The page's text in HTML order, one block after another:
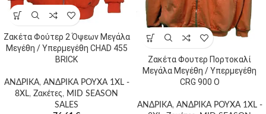
Ζακέτα Φούτερ 2 Όψεων Μεγάλα
Μεγέθη / Υπερμεγέθη CHAD 455
BRICK
ΑΝΔΡΙΚΑ, ΑΝΔΡΙΚΑ ΡΟΥΧΑ 1XL -
8XL, Ζακέτες, MID SEASON
SALES
Ζακέτα Φουτερ Πορτοκαλί
Μεγάλα Μεγέθη / Υπερμεγέθη
CRG 900 O
ΑΝΔΡΙΚΑ, ΑΝΔΡΙΚΑ ΡΟΥΧΑ 1XL -